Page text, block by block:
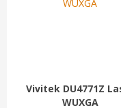
Vivitek DU4771Z
WUXGA